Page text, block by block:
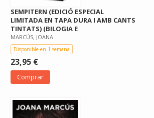
SEMPITERN (EDICIÓ ESPECIAL
LIMITADA EN TAPA DURA I AMB CANTS
TINTATS) (BILOGIA E
MARCÚS, JOANA
Disponible en 1 semana
23,95 €
Comprar